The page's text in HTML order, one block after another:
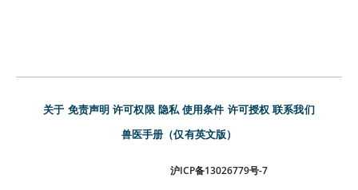
关于 免责声明 许可权限 隐私 使用条件 许可授权 联系我们
兽医手册（仅有英文版）
沪ICP备13026779号-7